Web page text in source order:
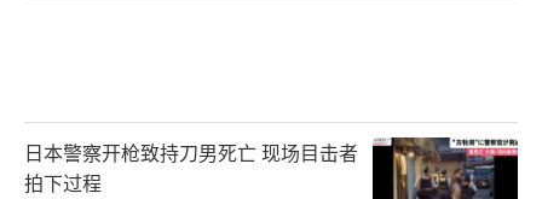
日本警察开枪致持刀男死亡 现场目击者
拍下过程